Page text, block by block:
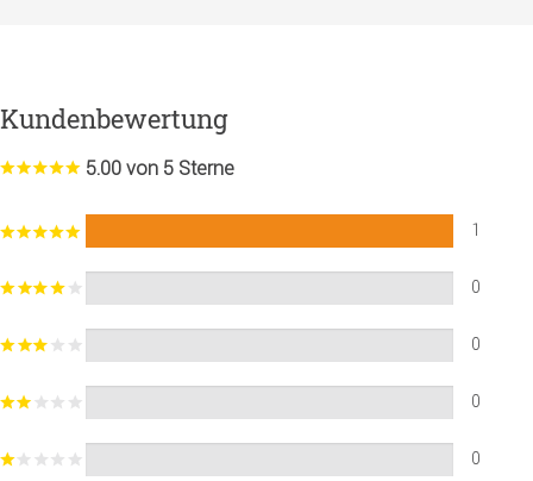
Kundenbewertung
5.00 von 5 Sterne
1
0
0
0
0